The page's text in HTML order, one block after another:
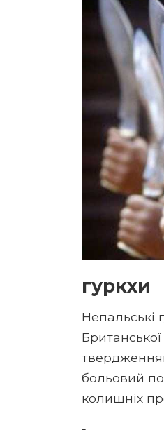
гуркхи
Непальські
больовий
колишніх